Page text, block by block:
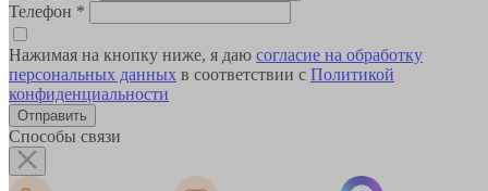
Телефон *
Нажимая на кнопку ниже, я даю согласие на обработку
персональных данных в соответствии с Политикой
конфиденциальности
Способы связи